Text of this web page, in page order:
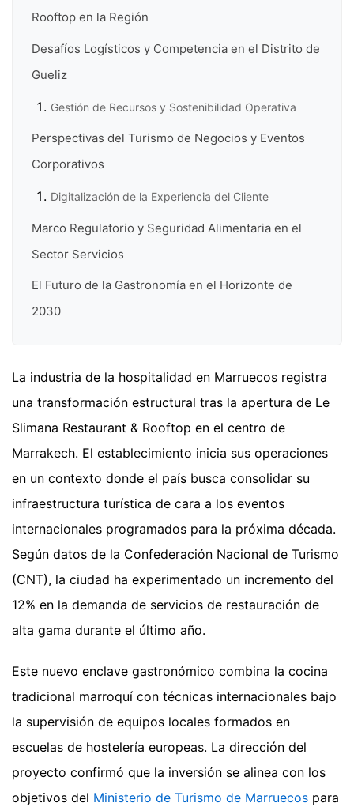
Rooftop en la Región
Desafíos Logísticos y Competencia en el Distrito de
Gueliz
Gestión de Recursos y Sostenibilidad Operativa
Perspectivas del Turismo de Negocios y Eventos
Corporativos
Digitalización de la Experiencia del Cliente
Marco Regulatorio y Seguridad Alimentaria en el
Sector Servicios
El Futuro de la Gastronomía en el Horizonte de
2030
La industria de la hospitalidad en Marruecos registra
una transformación estructural tras la apertura de Le
Slimana Restaurant & Rooftop en el centro de
Marrakech. El establecimiento inicia sus operaciones
en un contexto donde el país busca consolidar su
infraestructura turística de cara a los eventos
internacionales programados para la próxima década.
Según datos de la Confederación Nacional de Turismo
(CNT), la ciudad ha experimentado un incremento del
12% en la demanda de servicios de restauración de
alta gama durante el último año.
Este nuevo enclave gastronómico combina la cocina
tradicional marroquí con técnicas internacionales bajo
la supervisión de equipos locales formados en
escuelas de hostelería europeas. La dirección del
proyecto confirmó que la inversión se alinea con los
objetivos del Ministerio de Turismo de Marruecos para